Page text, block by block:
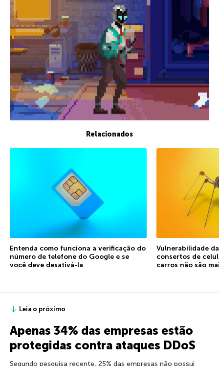
Relacionados
Entenda como funciona a verificação do
número de telefone do Google e se
você deve desativá-la
Vulnerabilidade
consertos de
carros não são
Leia o próximo
Apenas 34% das empresas estão
protegidas contra ataques DDoS
Segundo pesquisa recente, 25% das empresas não possui